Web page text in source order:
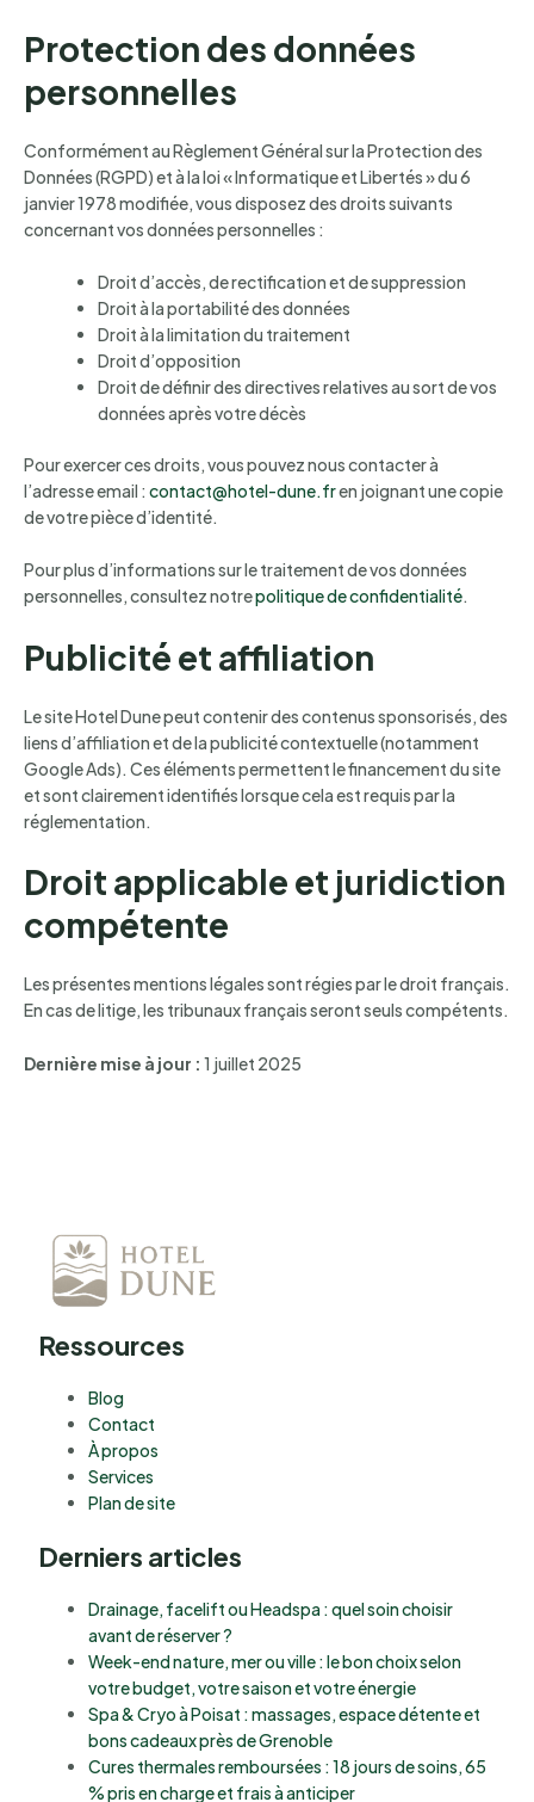
Protection des données
personnelles
Conformément au Règlement Général sur la Protection des
Données (RGPD) et à la loi « Informatique et Libertés » du 6
janvier 1978 modifiée, vous disposez des droits suivants
concernant vos données personnelles :
Droit d’accès, de rectification et de suppression
Droit à la portabilité des données
Droit à la limitation du traitement
Droit d’opposition
Droit de définir des directives relatives au sort de vos
données après votre décès
Pour exercer ces droits, vous pouvez nous contacter à
l’adresse email : contact@hotel-dune.fren joignant une copie
de votre pièce d’identité.
Pour plus d’informations sur le traitement de vos données
personnelles, consultez notrepolitique de confidentialité.
Publicité et affiliation
Le site Hotel Dune peut contenir des contenus sponsorisés, des
liens d’affiliation et de la publicité contextuelle (notamment
Google Ads). Ces éléments permettent le financement du site
et sont clairement identifiés lorsque cela est requis par la
réglementation.
Droit applicable et juridiction
compétente
Les présentes mentions légales sont régies par le droit français.
En cas de litige, les tribunaux français seront seuls compétents.
Dernière mise à jour : 1 juillet 2025
Ressources
Blog
Contact
À propos
Services
Plan de site
Derniers articles
Drainage, facelift ou Headspa : quel soin choisir
avant de réserver ?
Week-end nature, mer ou ville : le bon choix selon
votre budget, votre saison et votre énergie
Spa & Cryo à Poisat : massages, espace détente et
bons cadeaux près de Grenoble
Cures thermales remboursées : 18 jours de soins, 65
% pris en charge et frais à anticiper